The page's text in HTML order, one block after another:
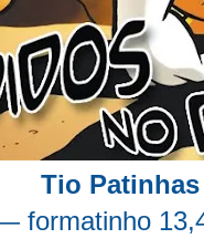
Tio Patinhas
formatinho